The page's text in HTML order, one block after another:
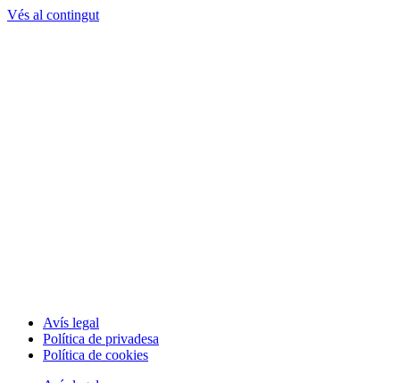
Vés al contingut
Avís legal
Política de privadesa
Política de cookies